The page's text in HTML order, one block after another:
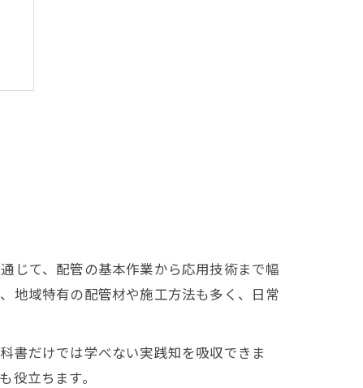
じて、配管の基本作業から応用技術まで幅
地域特有の配管材や施工方法も多く、日常
書だけでは学べない実践知を吸収できま
立ちます。